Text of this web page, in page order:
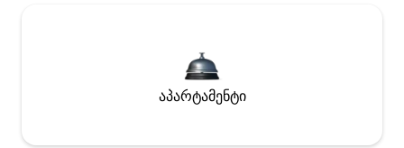
აპარტამენტი